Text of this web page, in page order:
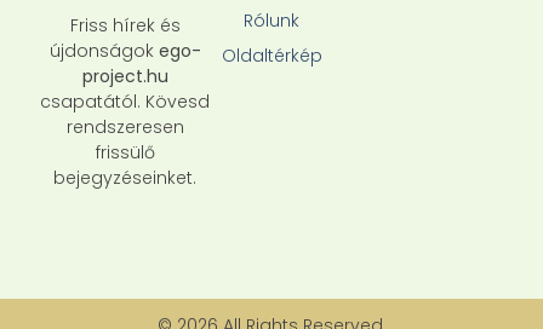
Friss hírek és
újdonságok ego-
project.hu
csapatától. Kövesd
rendszeresen
frissülő
bejegyzéseinket.
Rólunk
Oldaltérkép